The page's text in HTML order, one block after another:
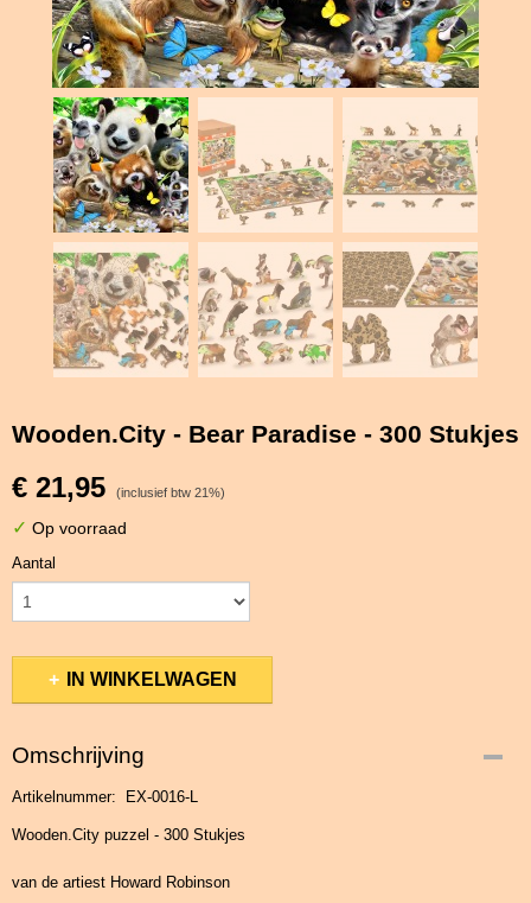
Wooden.City - Bear Paradise - 300 Stukjes
€ 21,95 (inclusief btw 21%)
✓ Op voorraad
Aantal
IN WINKELWAGEN
Omschrijving
Artikelnummer: EX-0016-L
Wooden.City puzzel - 300 Stukjes
van de artiest Howard Robinson